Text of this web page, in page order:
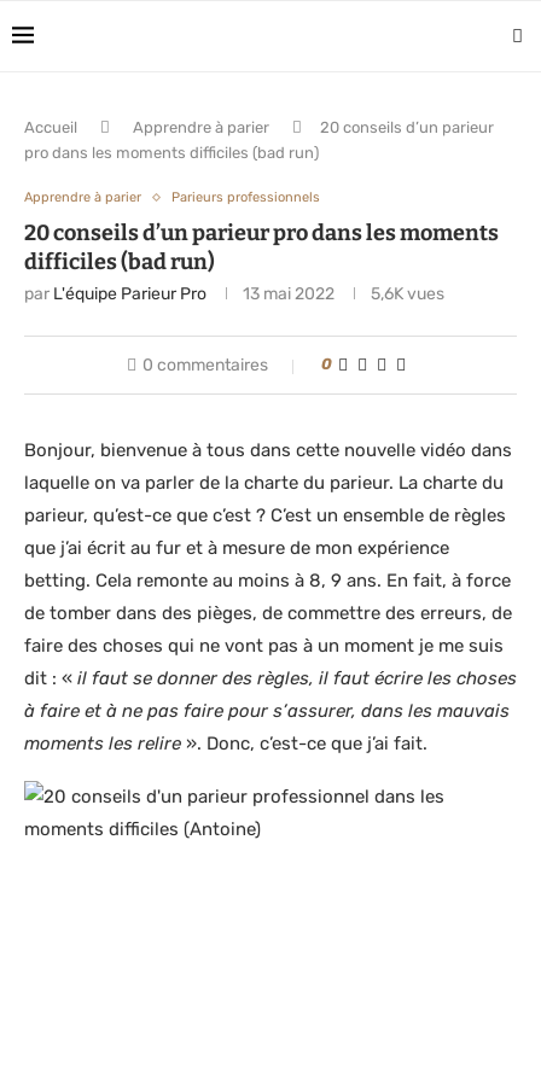
Accueil Apprendre à parier
20 conseils d’un parieur
pro dans les moments difficiles (bad run)
Apprendre à parier Parieurs professionnels
20 conseils d’un parieur pro dans les moments
difficiles (bad run)
par L'équipe Parieur Pro 13 mai 2022 5,6Kvues
0 commentaires 0
Bonjour, bienvenue à tous dans cette nouvelle vidéo dans
laquelle on va parler de la charte du parieur. La charte du
parieur, qu’est-ce que c’est ? C’est un ensemble de règles
que j’ai écrit au fur et à mesure de mon expérience
betting. Cela remonte au moins à 8, 9 ans. En fait, à force
de tomber dans des pièges, de commettre des erreurs, de
faire des choses qui ne vont pas à un moment je me suis
dit : « il faut se donner des règles, il faut écrire les choses
à faire et à ne pas faire pour s’assurer, dans les mauvais
moments les relire ». Donc, c’est-ce que j’ai fait.